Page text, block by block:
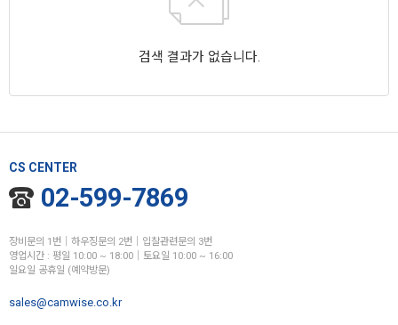
검색 결과가 없습니다.
CS CENTER
02-599-7869
장비문의 1번│하우징문의 2번│입찰관련문의 3번
영업시간 : 평일 10:00 ~ 18:00│토요일 10:00 ~ 16:00
일요일 공휴일 (예약방문)
sales@camwise.co.kr